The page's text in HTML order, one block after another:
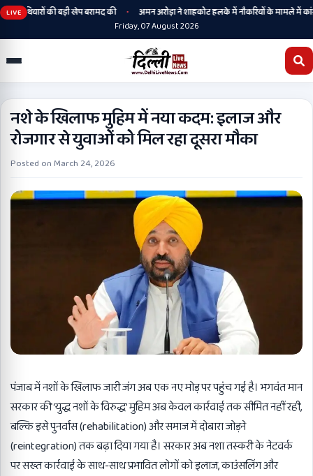
LIVE
हथियारों की बड़ी खेप बरामद की •
अमन अरोड़ा ने शाहकोट हलके में नौकरियों के मामले में कांग्रेसी
Friday, 07 August 2026
नशे के खिलाफ मुहिम में नया कदम: इलाज और
रोजगार से युवाओं को मिल रहा दूसरा मौका
Posted on March 24, 2026
पंजाब में नशों के खिलाफ जारी जंग अब एक नए मोड़ पर पहुंच गई है। भगवंत मान
सरकार की ‘युद्ध नशों के विरुद्ध’ मुहिम अब केवल कार्रवाई तक सीमित नहीं रही,
बल्कि इसे पुनर्वास (rehabilitation) और समाज में दोबारा जोड़ने
(reintegration) तक बढ़ा दिया गया है। सरकार अब नशा तस्करी के नेटवर्क
पर सख्त कार्रवाई के साथ-साथ प्रभावित लोगों को इलाज, काउंसलिंग और